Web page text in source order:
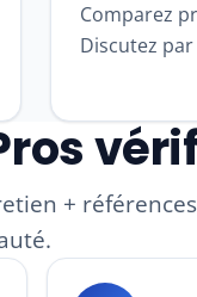
Comparez
Discutez
+